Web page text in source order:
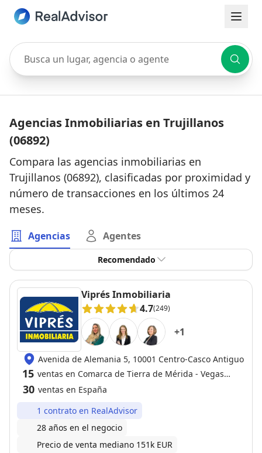
Busca un lugar, agencia o agente
Agencias Inmobiliarias en Trujillanos
(06892)
Compara las agencias inmobiliarias en
Trujillanos (06892), clasificadas por proximidad y
número de transacciones en los últimos 24
meses.
Agencias Agentes
Recomendado
Viprés Inmobiliaria
4.7(249)
+1
Avenida de Alemania 5, 10001 Centro-Casco Antiguo
15 ventas en Comarca de Tierra de Mérida - Vegas
Bajas
30 ventas en España
1 contrato en RealAdvisor
28 años en el negocio
Precio de venta mediano 151k EUR